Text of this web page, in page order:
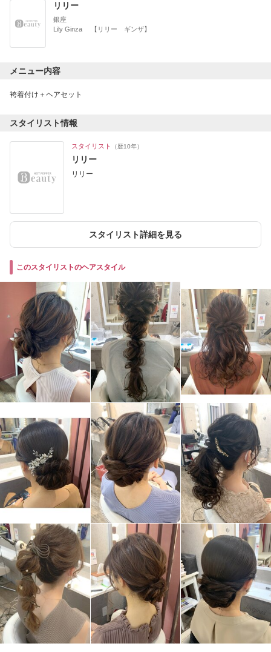
リリー
銀座
Lily Ginza 【リリー ギンザ】
メニュー内容
袴着付け＋ヘアセット
スタイリスト情報
スタイリスト （歴10年）
リリー
リリー
スタイリスト詳細を見る
このスタイリストのヘアスタイル